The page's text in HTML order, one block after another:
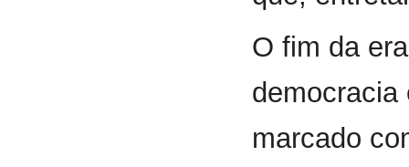
O fim da
democracia
marcado